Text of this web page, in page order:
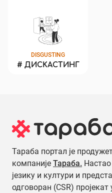
DISGUSTING
# ДИСКАСТИНГ
Тараба портал је
компаније Тараба.
језику и култури и
одговоран (CSR)